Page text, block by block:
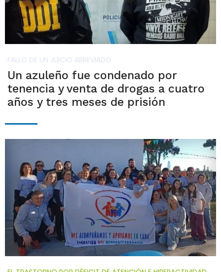
FALLO DE UN JUICIO ABREVIADO
Un azuleño fue condenado por
tenencia y venta de drogas a cuatro
años y tres meses de prisión